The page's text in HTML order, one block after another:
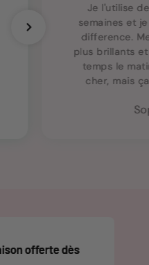
Je l'utilise
semaines et
difference.
plus brillants
temps le
cher, mais
Retour sous 14 jours